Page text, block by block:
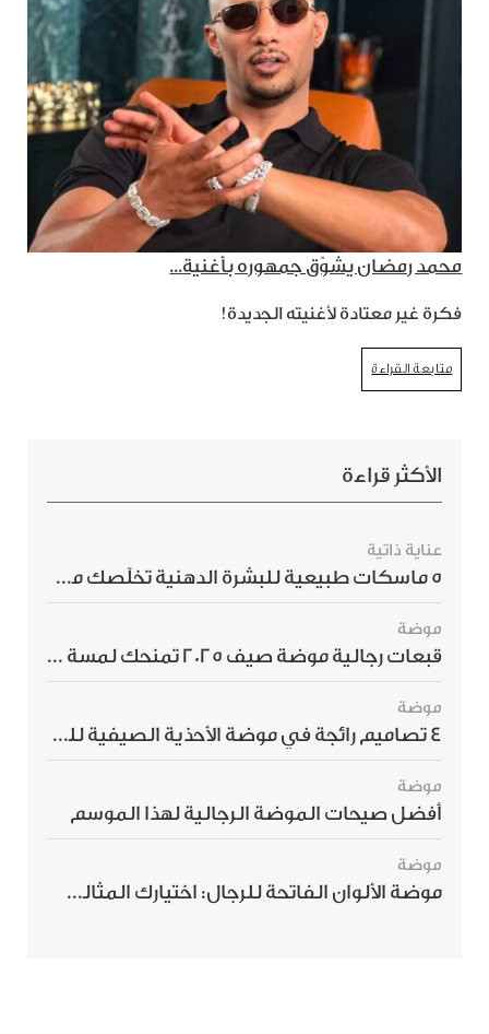
محمد رمضان يشوّق جمهوره بأغنية...
فكرة غير معتادة لأغنيته الجديدة!
متابعة القراءة
الأكثر قراءة
عناية ذاتية
5 ماسكات طبيعية للبشرة الدهنية تخلّصك من الحبوب بسرعة
موضة
قبعات رجالية موضة صيف 2025 تمنحك لمسة أناقة استثنائية
موضة
4 تصاميم رائجة في موضة الأحذية الصيفية للرجال هذا الموسم
موضة
أفضل صيحات الموضة الرجالية لهذا الموسم
موضة
موضة الألوان الفاتحة للرجال: اختيارك المثالي لإطلالة صيفية مبهرة